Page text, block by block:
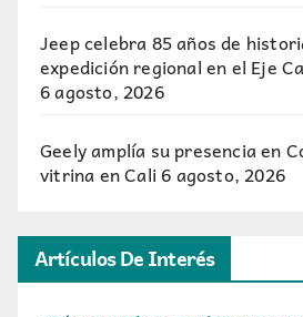
Jeep celebra 85 años de
expedición regional en el Eje
6 agosto, 2026
Geely amplía su presencia en
vitrina en Cali 6 agosto, 2026
Artículos De Interés